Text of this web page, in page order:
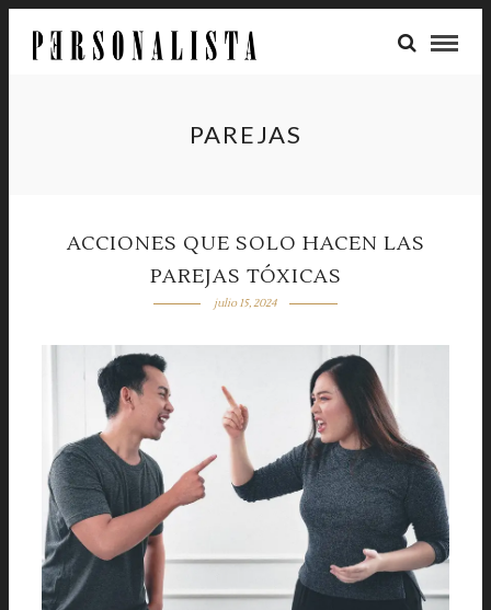
PAREJAS
ACCIONES QUE SOLO HACEN LAS
PAREJAS TÓXICAS
julio 15, 2024